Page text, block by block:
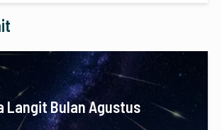
Langit Bulan Agustus